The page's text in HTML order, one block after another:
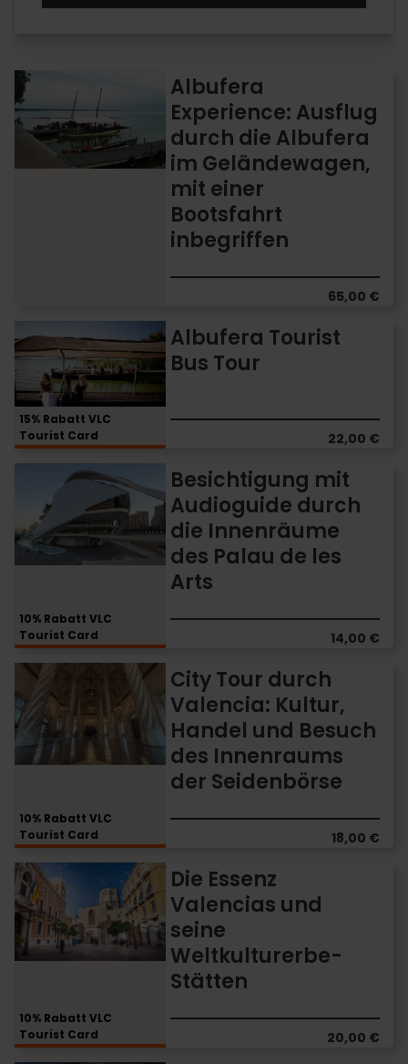
Albufera
Experience: Ausflug
durch die Albufera
im Geländewagen,
mit einer
Bootsfahrt
inbegriffen
65,00 €
Albufera
Experience:
Ausflug
durch
15% Rabatt VLC
Tourist Card
Albufera Tourist
Bus Tour
22,00 €
Tourist
Bus
Tour
10% Rabatt VLC
Tourist Card
Besichtigung mit
Audioguide durch
die Innenräume
des Palau de les
Arts
14,00 €
Besichtigung
Audioguide
durch
die
Innenräume
de
les
Arts
10% Rabatt VLC
Tourist Card
City Tour durch
Valencia: Kultur,
Handel und Besuch
des Innenraums
der Seidenbörse
18,00 €
City
durch
Valencia:
Kultur,
Handel
des
Innenraums
der
Seidenbörse
10% Rabatt VLC
Tourist Card
Die Essenz
Valencias und
seine
Weltkulturerbe-
Stätten
20,00 €
Die
Essenz
Valencias
und
seine